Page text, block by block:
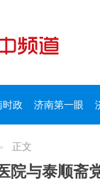
时政 济南第一眼
正文
院与泰顺斋